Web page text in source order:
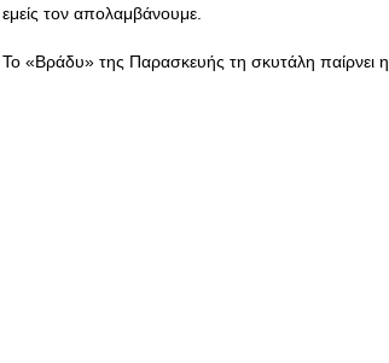
εμείς τον απολαμβάνουμε.
Το «Βράδυ» της Παρασκευής τη σκυτάλη παίρνει η